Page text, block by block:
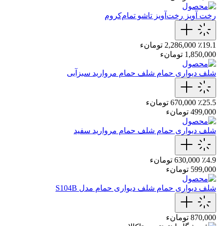
رخت آویز رخت‌آویز تاشو تمام‌کروم
٪19.1 2,286,000 تومانء
1,850,000 تومانء
شلف دیواری حمام شلف حمام مروارید سبزآبی
٪25.5 670,000 تومانء
499,000 تومانء
شلف دیواری حمام شلف حمام مروارید سفید
٪4.9 630,000 تومانء
599,000 تومانء
شلف دیواری حمام شلف دیواری حمام مدل S104B
870,000 تومانء